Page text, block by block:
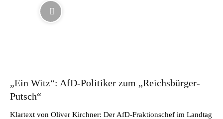
„Ein Witz“: AfD-Politiker zum „Reichsbürger-
Putsch“
Klartext von Oliver Kirchner: Der AfD-Fraktionschef im Landtag